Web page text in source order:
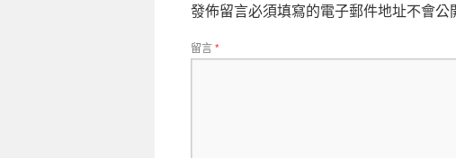
發佈留言必須填寫的電子郵件地址不會公
留言*